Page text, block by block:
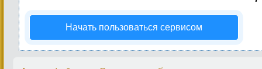
Начать пользоваться сервисом